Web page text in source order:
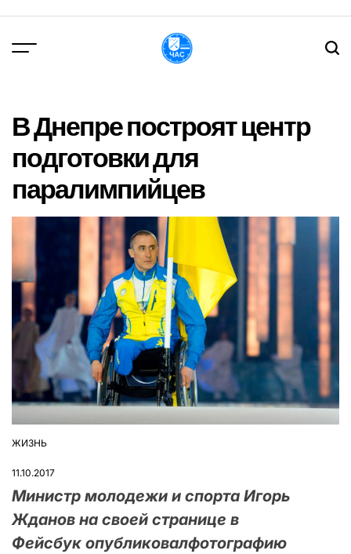
вмісту
В Днепре построят центр
подготовки для
паралимпийцев
ОПУБЛІКУВАТИ
ЖИЗНЬ
11.10.2017
Министр молодежи и спорта Игорь
Жданов на своей странице в
Фейсбук опубликовалфотографию